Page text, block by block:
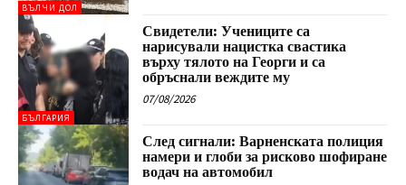
ВЪЛЧИ ДОЛ
БЪЛГАРИЯ
Свидетели: Учениците са
нарисували нацистка свастика
върху тялото на Георги и са
обръснали веждите му
07/08/2026
След сигнали: Варненската полиция
намери и глоби за рисково шофиране
водач на автомобил